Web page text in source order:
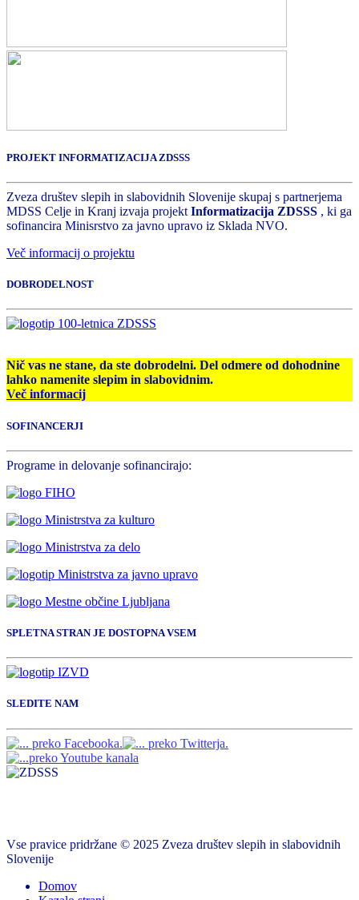
PROJEKT INFORMATIZACIJA ZDSSS
Zveza društev slepih in slabovidnih Slovenije skupaj s partnerjema
MDSS Celje in Kranj izvaja projekt Informatizacija ZDSSS , ki ga
sofinancira Minisrstvo za javno upravo iz Sklada NVO.
Več informacij o projektu
DOBRODELNOST
Nič vas ne stane, da ste dobrodelni. Del odmere od dohodnine
lahko namenite slepim in slabovidnim.
Več informacij
SOFINANCERJI
Programe in delovanje sofinancirajo:
SPLETNA STRAN JE DOSTOPNA VSEM
SLEDITE NAM
Vse pravice pridržane © 2025 Zveza društev slepih in slabovidnih
Slovenije
Domov